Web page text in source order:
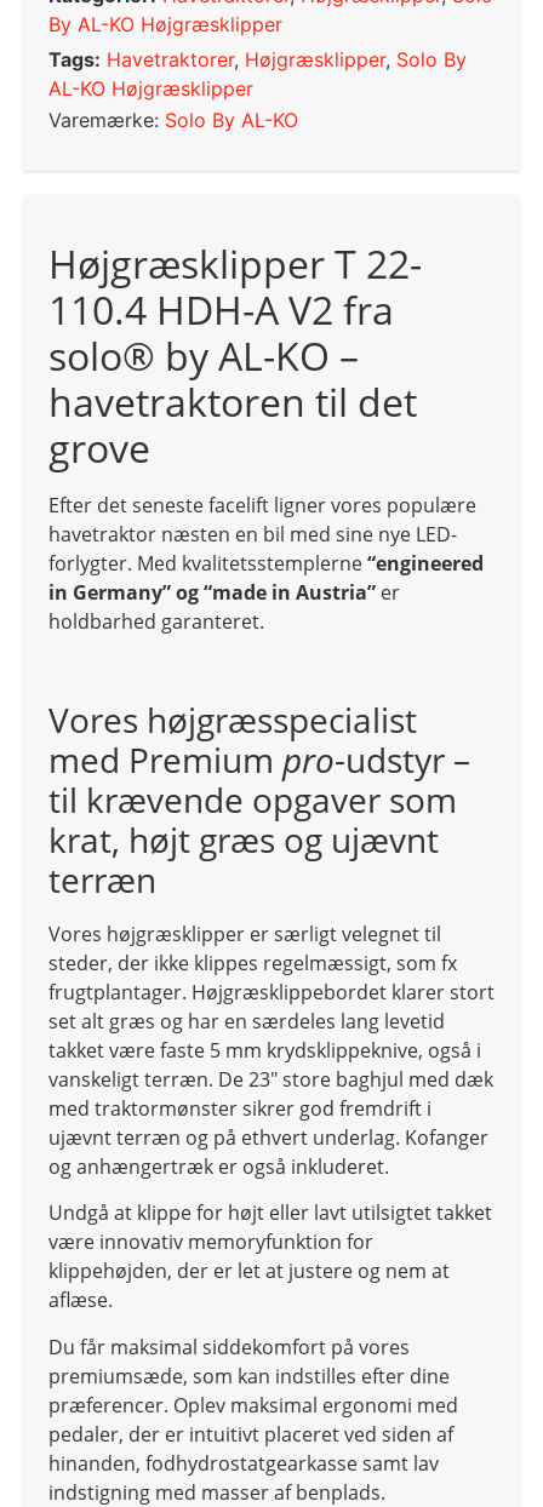
By AL-KO Højgræsklipper
Tags: Havetraktorer, Højgræsklipper, Solo By
AL-KO Højgræsklipper
Varemærke: Solo By AL-KO
Højgræsklipper T 22-
110.4 HDH-A V2 fra
solo® by AL-KO –
havetraktoren til det
grove
Efter det seneste facelift ligner vores populære
havetraktor næsten en bil med sine nye LED-
forlygter. Med kvalitetsstemplerne“engineered
in Germany” og “made in Austria” er
holdbarhed garanteret.
Vores højgræsspecialist
med Premium pro-udstyr –
til krævende opgaver som
krat, højt græs og ujævnt
terræn
Vores højgræsklipper er særligt velegnet til
steder, der ikke klippes regelmæssigt, som fx
frugtplantager. Højgræsklippebordet klarer stort
set alt græs og har en særdeles lang levetid
takket være faste 5 mm krydsklippeknive, også i
vanskeligt terræn. De 23″ store baghjul med dæk
med traktormønster sikrer god fremdrift i
ujævnt terræn og på ethvert underlag. Kofanger
og anhængertræk er også inkluderet.
Undgå at klippe for højt eller lavt utilsigtet takket
være innovativ memoryfunktion for
klippehøjden, der er let at justere og nem at
aflæse.
Du får maksimal siddekomfort på vores
premiumsæde, som kan indstilles efter dine
præferencer. Oplev maksimal ergonomi med
pedaler, der er intuitivt placeret ved siden af
hinanden, fodhydrostatgearkasse samt lav
indstigning med masser af benplads.